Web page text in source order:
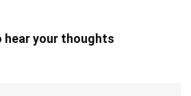
hear your thoughts